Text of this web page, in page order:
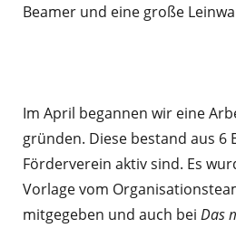
Beamer und eine große
Im April begannen wir eine
gründen. Diese bestand aus 6
Förderverein aktiv sind. Es
Vorlage vom
mitgegeben und auch bei Das